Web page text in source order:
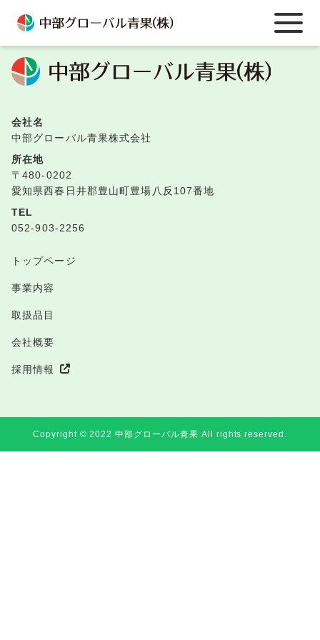
会社名
中部グローバル青果株式会社
所在地
〒480-0202
愛知県西春日井郡豊山町豊場八反107番地
TEL
052-903-2256
トップページ
事業内容
取扱品目
会社概要
採用情報
Copyright ©︎ 2022 中部グローバル青果 All rights reserved.